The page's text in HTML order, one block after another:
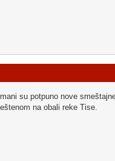
su potpuno nove
na obali reke Tise.